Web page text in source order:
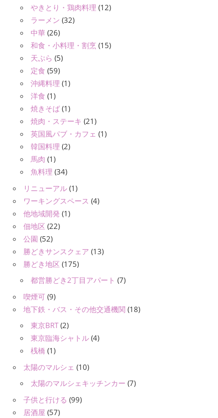
やきとり・鶏肉料理 (12)
ラーメン (32)
中華 (26)
和食・小料理・割烹 (15)
天ぷら (5)
定食 (59)
沖縄料理 (1)
洋食 (1)
焼きそば (1)
焼肉・ステーキ (21)
英国風パブ・カフェ (1)
韓国料理 (2)
馬肉 (1)
魚料理 (34)
リニューアル (1)
ワーキングスペース (4)
他地域開発 (1)
佃地区 (22)
公園 (52)
勝どきサンスクェア (13)
勝どき地区 (175)
都営勝どき2丁目アパート (7)
喫煙可 (9)
地下鉄・バス・その他交通機関 (18)
東京BRT (2)
東京臨海シャトル (4)
桟橋 (1)
太陽のマルシェ (10)
太陽のマルシェキッチンカー (7)
子供と行ける (99)
居酒屋 (57)